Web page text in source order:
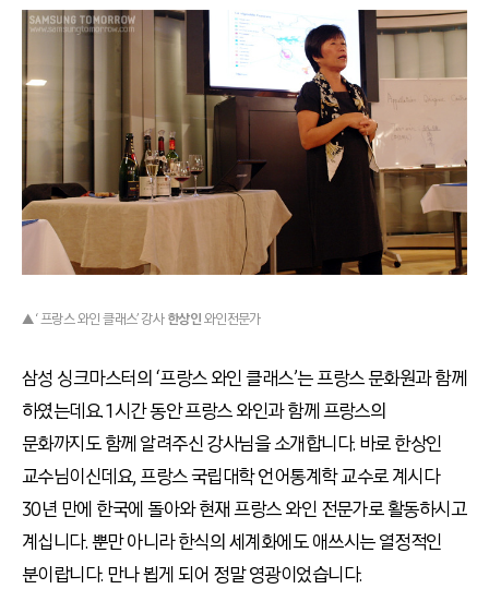
▲ ‘ 프랑스 와인 클래스’ 강사한상인와인전문가
삼성 싱크마스터의 ‘프랑스 와인 클래스’는 프랑스 문화원과 함께
하였는데요. 1시간 동안 프랑스 와인과 함께 프랑스의
문화까지도 함께 알려주신 강사님을 소개합니다. 바로 한상인
교수님이신데요, 프랑스 국립대학 언어통계학 교수로 계시다
30년 만에 한국에 돌아와 현재 프랑스 와인 전문가로 활동하시고
계십니다. 뿐만 아니라 한식의 세계화에도 애쓰시는 열정적인
분이랍니다. 만나 뵙게 되어 정말 영광이었습니다.